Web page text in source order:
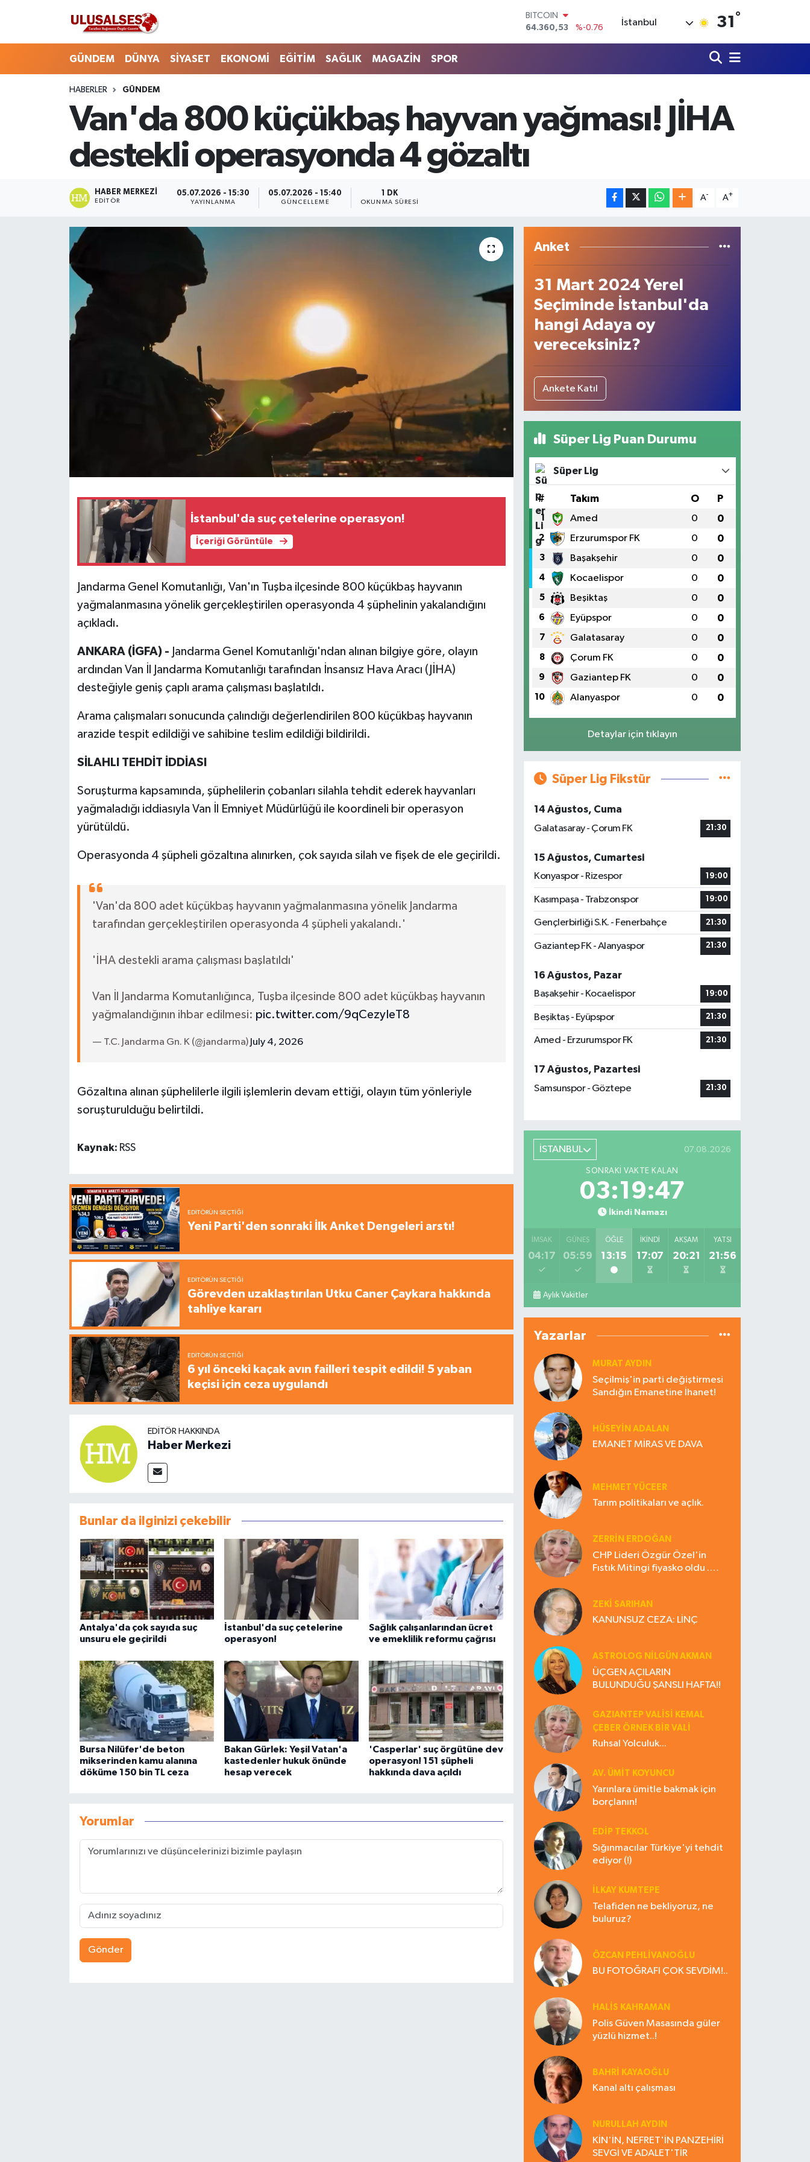
64.360,53
DOLAR
STERLİN
%2.12
BİST100
13.887
%64
İstanbul 31 °
GÜNDEM DÜNYA SİYASET EKONOMİ EĞİTİM SAĞLIK MAGAZİN SPOR
HABERLER GÜNDEM
Van'da 800 küçükbaş hayvan yağması! JİHA
destekli operasyonda 4 gözaltı
HABER MERKEZI
EDITÖR
05.07.2026 - 15:30
YAYINLANMA
05.07.2026 - 15:40
GÜNCELLEME
1 DK
OKUNMA SÜRESI
A- A+
İstanbul'da suç çetelerine operasyon!
İçeriği Görüntüle
Jandarma Genel Komutanlığı, Van'ın Tuşba ilçesinde 800 küçükbaş hayvanın
yağmalanmasına yönelik gerçekleştirilen operasyonda 4 şüphelinin yakalandığını
açıkladı.
ANKARA (İGFA) - Jandarma Genel Komutanlığı'ndan alınan bilgiye göre, olayın
ardından Van İl Jandarma Komutanlığı tarafından İnsansız Hava Aracı (JİHA)
desteğiyle geniş çaplı arama çalışması başlatıldı.
Arama çalışmaları sonucunda çalındığı değerlendirilen 800 küçükbaş hayvanın
arazide tespit edildiği ve sahibine teslim edildiği bildirildi.
SİLAHLI TEHDİT İDDİASI
Soruşturma kapsamında, şüphelilerin çobanları silahla tehdit ederek hayvanları
yağmaladığı iddiasıyla Van İl Emniyet Müdürlüğü ile koordineli bir operasyon
yürütüldü.
Operasyonda 4 şüpheli gözaltına alınırken, çok sayıda silah ve fişek de ele geçirildi.
'Van'da 800 adet küçükbaş hayvanın yağmalanmasına yönelik Jandarma
tarafından gerçekleştirilen operasyonda 4 şüpheli yakalandı.'
'İHA destekli arama çalışması başlatıldı'
Van İl Jandarma Komutanlığınca, Tuşba ilçesinde 800 adet küçükbaş hayvanın
yağmalandığının ihbar edilmesi: pic.twitter.com/9qCezyIeT8
— T.C. Jandarma Gn. K (@jandarma) July 4, 2026
Gözaltına alınan şüphelilerle ilgili işlemlerin devam ettiği, olayın tüm yönleriyle
soruşturulduğu belirtildi.
Kaynak: RSS
EDITÖRÜN SEÇTIĞI
Yeni Parti'den sonraki İlk Anket Dengeleri arstı!
EDITÖRÜN SEÇTIĞI
Görevden uzaklaştırılan Utku Caner Çaykara hakkında
tahliye kararı
EDITÖRÜN SEÇTIĞI
6 yıl önceki kaçak avın failleri tespit edildi! 5 yaban
keçisi için ceza uygulandı
EDITÖR HAKKINDA
Haber Merkezi
Bunlar da ilginizi çekebilir
Antalya'da çok sayıda suç
unsuru ele geçirildi
İstanbul'da suç çetelerine
operasyon!
Sağlık çalışanlarından ücret
ve emeklilik reformu çağrısı
Bursa Nilüfer'de beton
mikserinden kamu alanına
döküme 150 bin TL ceza
Bakan Gürlek: Yeşil Vatan'a
kastedenler hukuk önünde
hesap verecek
'Casperlar' suç örgütüne dev
operasyon! 151 şüpheli
hakkında dava açıldı
Yorumlar
Gönder
Anket
31 Mart 2024 Yerel
Seçiminde İstanbul'da
hangi Adaya oy
vereceksiniz?
Ankete Katıl
Süper Lig Puan Durumu
Süper Lig
# Takım O P
1 Amed 0 0
2 Erzurumspor FK 0 0
3 Başakşehir 0 0
4 Kocaelispor 0 0
5 Beşiktaş 0 0
6 Eyüpspor 0 0
7 Galatasaray 0 0
8 Çorum FK 0 0
9 Gaziantep FK 0 0
10 Alanyaspor 0 0
Detaylar için tıklayın
Süper Lig Fikstür
14 Ağustos, Cuma
Galatasaray - Çorum FK
21:30
15 Ağustos, Cumartesi
Konyaspor - Rizespor
19:00
Kasımpaşa - Trabzonspor 19:00
Gençlerbirliği S.K. - Fenerbahçe 21:30
Gaziantep FK - Alanyaspor 21:30
16 Ağustos, Pazar
Başakşehir - Kocaelispor
19:00
Beşiktaş - Eyüpspor 21:30
Amed - Erzurumspor FK 21:30
17 Ağustos, Pazartesi
Samsunspor - Göztepe
21:30
İSTANBUL 07.08.2026
SONRAKI VAKTE KALAN
03:19:46
İkindi Namazı
İMSAK
04:17
GÜNEŞ
05:59
ÖĞLE
13:15
İKINDI
17:07
AKŞAM
20:21
YATSI
21:56
Aylık Vakitler
Yazarlar
MURAT AYDIN
Seçilmiş'in parti değiştirmesi
Sandığın Emanetine İhanet!
HÜSEYIN ADALAN
EMANET MİRAS VE DAVA
MEHMET YÜCEER
Tarım politikaları ve açlık.
ZERRIN ERDOĞAN
CHP Lideri Özgür Özel'in
Fıstık Mitingi fiyasko oldu .
ZEKI SARIHAN
KANUNSUZ CEZA: LİNÇ
ASTROLOG NILGÜN AKMAN
ÜÇGEN AÇILARIN
BULUNDUĞU ŞANSLI HAFTA!!
GAZIANTEP VALISI KEMAL
ÇEBER ÖRNEK BİR VALİ
Ruhsal Yolculuk...
AV. ÜMIT KOYUNCU
Yarınlara ümitle bakmak için
borçlanın!
EDIP TEKKOL
Sığınmacılar Türkiye'yi tehdit
ediyor (!)
İLKAY KUMTEPE
Telafiden ne bekliyoruz, ne
buluruz?
ÖZCAN PEHLİVANOĞLU
BU FOTOĞRAFI ÇOK SEVDİM!..
HALIS KAHRAMAN
Polis Güven Masasında güler
yüzlü hizmet..!
BAHRI KAYAOĞLU
Kanal altı çalışması
NURULLAH AYDIN
KİN'İN, NEFRET'İN PANZEHİRİ
SEVGİ VE ADALET'TİR
GÜNDEM
DÜNYA
SİYASET
SAĞLIK
MAGAZİN
Hava Durumu
Trafik Durumu
Süper Lig Puan Durumu ve Fikstür
Son Dakika Haberleri
Haber Arşivi